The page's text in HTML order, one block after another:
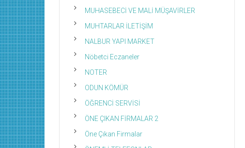
MUHASEBECİ VE MALİ MÜŞAVİRLER
MUHTARLAR İLETİŞİM
NALBUR YAPI MARKET
Nöbetci Eczaneler
NOTER
ODUN KÖMÜR
ÖĞRENCİ SERVİSİ
ÖNE ÇIKAN FİRMALAR 2
Öne Çıkan Firmalar